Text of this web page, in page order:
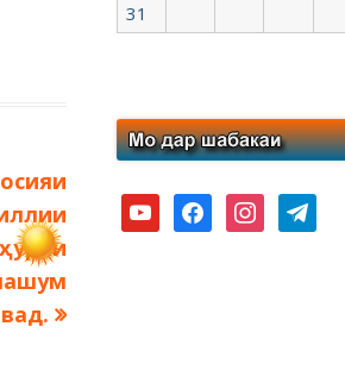
31
youtubefacebookinstagramtelegram